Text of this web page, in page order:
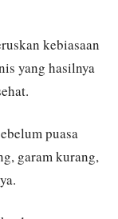
kebiasaan
yang hasilnya
puasa
garam kurang,